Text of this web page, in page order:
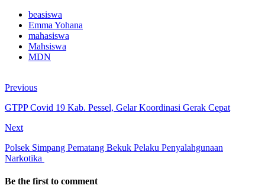
beasiswa
Emma Yohana
mahasiswa
Mahsiswa
MDN
Previous
GTPP Covid 19 Kab. Pessel, Gelar Koordinasi Gerak Cepat
Next
Polsek Simpang Pematang Bekuk Pelaku Penyalahgunaan
Narkotika
Be the first to comment